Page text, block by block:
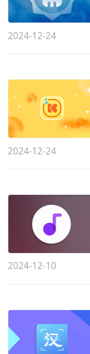
2024-12-24
2024-12-24
2024-12-10